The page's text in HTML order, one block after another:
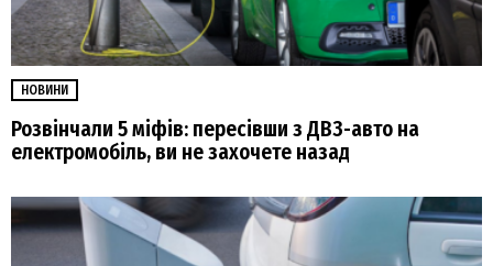
НОВИНИ
Розвінчали 5 міфів: пересівши з ДВЗ-авто на
електромобіль, ви не захочете назад